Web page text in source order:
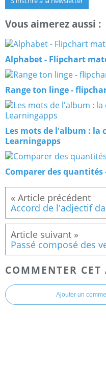
Vous aimerez aussi :
Alphabet - Flipchart
Range ton linge -
Les mots de l'album : la
Learningapps
Comparer des quantités
Accord de l'adjectif
Passé composé des
COMMENTER CET
Ajouter un